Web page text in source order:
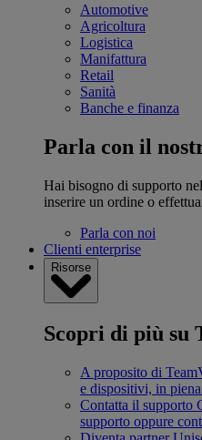
Automotive
Agricoltura
Logistica
Manifattura
Retail
Sanità
Banche e finanza
Parla con il
Hai bisogno di supporto
inserire un ordine o
Parla con noi
Clienti enterprise
Risorse
Scopri di più su
A proposito di
e dispositivi, in
Contatta il supporto
supporto oppure